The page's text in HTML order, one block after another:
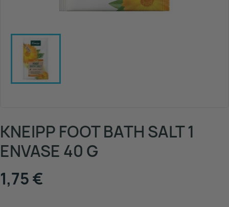
KNEIPP FOOT BATH SALT 1
ENVASE 40 G
1,75 €